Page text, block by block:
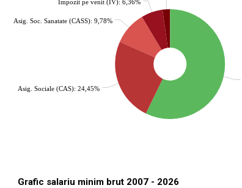
Asig. Sociale (CAS): 24,45%
Asig. Soc. Sanatate (CASS): 9,78%
Impozit pe venit (IV): 6,36%
Grafic salariu minim brut 2007 - 2026